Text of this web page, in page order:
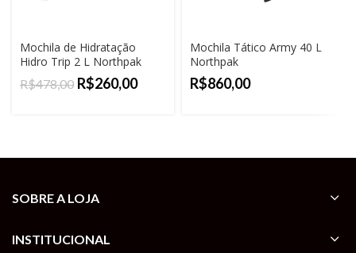
Mochila de Hidratação
Hidro Trip 2 L Northpak
R$478,00 R$260,00
Mochila Tático Army 40 L
Northpak
R$
SOBRE A LOJA
INSTITUCIONAL